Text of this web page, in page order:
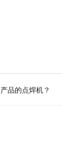
品的点焊机？